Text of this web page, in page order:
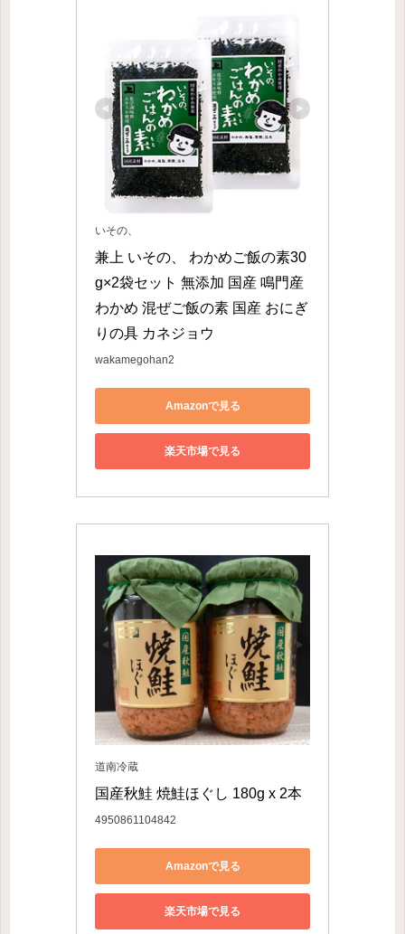
いその、
兼上 いその、 わかめご飯の素30
g×2袋セット 無添加 国産 鳴門産
わかめ 混ぜご飯の素 国産 おにぎ
りの具 カネジョウ
wakamegohan2
Amazonで見る
楽天市場で見る
道南冷蔵
国産秋鮭 焼鮭ほぐし 180g x 2本
4950861104842
Amazonで見る
楽天市場で見る